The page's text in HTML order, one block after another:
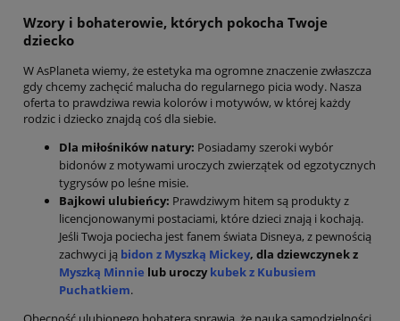
Wzory i bohaterowie, których pokocha Twoje
dziecko
W AsPlaneta wiemy, że estetyka ma ogromne znaczenie zwłaszcza
gdy chcemy zachęcić malucha do regularnego picia wody. Nasza
oferta to prawdziwa rewia kolorów i motywów, w której każdy
rodzic i dziecko znajdą coś dla siebie.
Dla miłośników natury: Posiadamy szeroki wybór
bidonów z motywami uroczych zwierzątek od egzotycznych
tygrysów po leśne misie.
Bajkowi ulubieńcy: Prawdziwym hitem są produkty z
licencjonowanymi postaciami, które dzieci znają i kochają.
Jeśli Twoja pociecha jest fanem świata Disneya, z pewnością
zachwyci ją bidon z Myszką Mickey, dla dziewczynek z
Myszką Minnie lub uroczykubek z Kubusiem
Puchatkiem.